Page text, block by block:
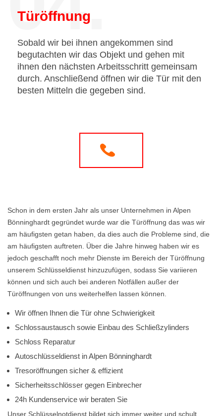
Türöffnung
Sobald wir bei ihnen angekommen sind
begutachten wir das Objekt und gehen mit
ihnen den nächsten Arbeitsschritt gemeinsam
durch. Anschließend öffnen wir die Tür mit den
besten Mitteln die gegeben sind.
Schon in dem ersten Jahr als unser Unternehmen in Alpen
Bönninghardt gegründet wurde war die Türöffnung das was wir
am häufigsten getan haben, da dies auch die Probleme sind, die
am häufigsten auftreten. Über die Jahre hinweg haben wir es
jedoch geschafft noch mehr Dienste im Bereich der Türöffnung
unserem Schlüsseldienst hinzuzufügen, sodass Sie variieren
können und sich auch bei anderen Notfällen außer der
Türöffnungen von uns weiterhelfen lassen können.
Wir öffnen Ihnen die Tür ohne Schwierigkeit
Schlossaustausch sowie Einbau des Schließzylinders
Schloss Reparatur
Autoschlüsseldienst in Alpen Bönninghardt
Tresoröffnungen sicher & effizient
Sicherheitsschlösser gegen Einbrecher
24h Kundenservice wir beraten Sie
Unser Schlüsselnotdienst bildet sich immer weiter und schult